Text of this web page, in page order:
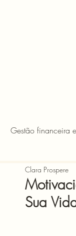
Gestão financeira
Finanças para crianças
Sua
Clara Prospere